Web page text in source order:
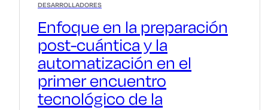
DESARROLLADORES
Enfoque en la preparación
post-cuántica y la
automatización en el
primer encuentro
tecnológico de la